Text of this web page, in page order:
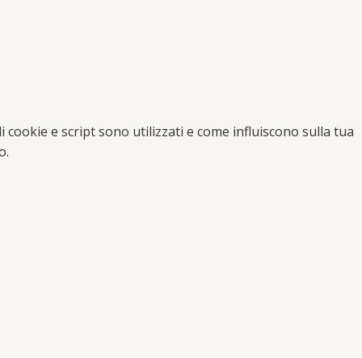
e script sono utilizzati e come influiscono sulla tua